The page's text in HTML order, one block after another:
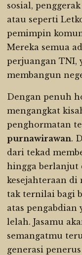
sosial,
atau seperti
pemimpin
Mereka semua
perjuangan TNI,
membangun
Dengan penuh
mengangkat
penghormatan
purnawirawan.
dari tekad
hingga berlanjut
kesejahteraan di
tak ternilai bagi
atas pengabdian
lelah. Jasamu
semangatmu
generasi penerus